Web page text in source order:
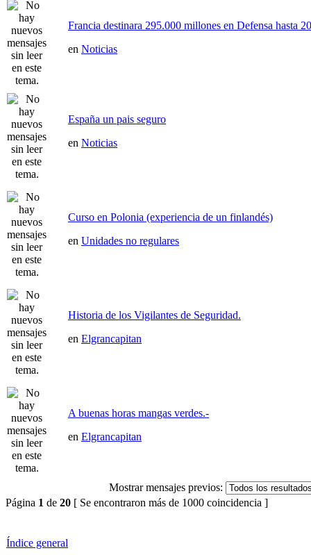
Francia destinara 295.000 millones en Defensa hasta
en Noticias
España un pais seguro
en Noticias
Curso en Polonia (experiencia de un finlandés)
en Unidades no regulares
Historia de los Vigilantes de Seguridad.
en Elgrancapitan
A buenas horas mangas verdes.-
en Elgrancapitan
Mostrar mensajes previos:
Página 1 de 20 [ Se encontraron más de 1000 coincidencia ]
Índice general